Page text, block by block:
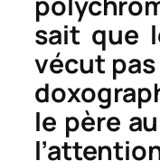
sait que
vécut pas
le père